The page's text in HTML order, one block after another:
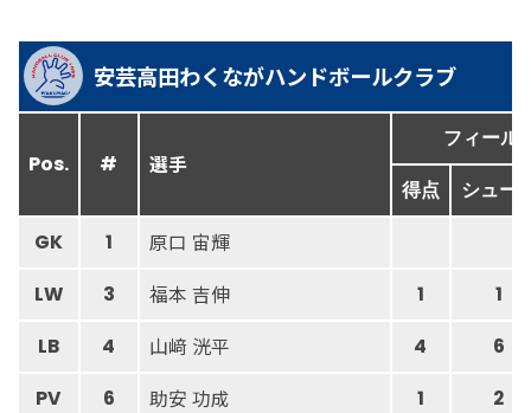
安芸高田わくながハンドボールクラブ
Pos. # 選手
フィール
得点 シュー
GK 1 原口 宙輝
LW 3 福本 吉伸 1 1
LB 4 山﨑 洸平 4 6
PV 6 助安 功成 1 2